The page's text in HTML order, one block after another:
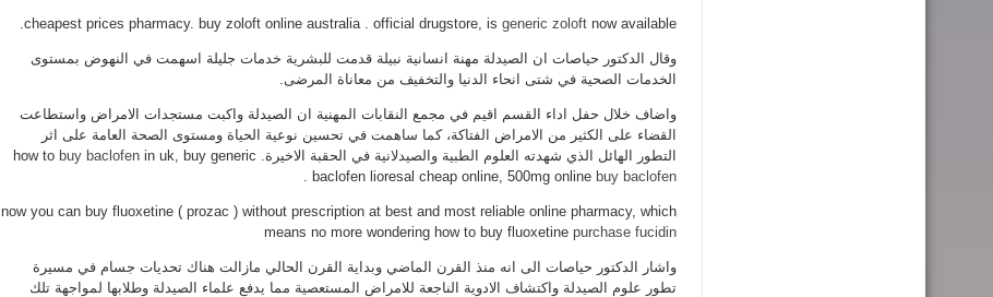
cheapest prices pharmacy. buy zoloft online australia . official drugstore, is generic zoloft now available.
وقال الدكتور حياصات ان الصيدلة مهنة انسانية نبيلة قدمت للبشرية خدمات جليلة اسهمت في النهوض بمستوى
الخدمات الصحية في شتى انحاء الدنيا والتخفيف من معاناة المرضى.
واضاف خلال حفل اداء القسم اقيم في مجمع النقابات المهنية ان الصيدلة واكبت مستجدات الامراض واستطاعت
القضاء على الكثير من الامراض الفتاكة، كما ساهمت في تحسين نوعية الحياة ومستوى الصحة العامة على اثر
التطور الهائل الذي شهدته العلوم الطبية والصيدلانية في الحقبة الاخيرة.
buy baclofen in uk, buy generic
baclofen lioresal cheap online, 500mg online buy baclofen
.
now you can buy fluoxetine ( prozac ) without prescription at best and most reliable online pharmacy, which
means no more wondering how to buy fluoxetine purchase fucidin
واشار الدكتور حياصات الى انه منذ القرن الماضي وبداية القرن الحالي مازالت هناك تحديات جسام في مسيرة
تطور علوم الصيدلة واكتشاف الادوية الناجعة للامراض المستعصية مما يدفع علماء الصيدلة وطلابها لمواجهة تلك